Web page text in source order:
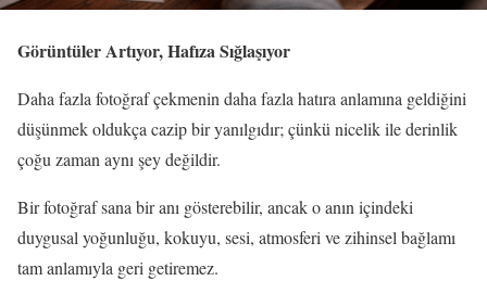
Görüntüler Artıyor, Hafıza Sığlaşıyor
Daha fazla fotoğraf çekmenin daha fazla hatıra anlamına geldiğini
düşünmek oldukça cazip bir yanılgıdır; çünkü nicelik ile derinlik
çoğu zaman aynı şey değildir.
Bir fotoğraf sana bir anı gösterebilir, ancak o anın içindeki
duygusal yoğunluğu, kokuyu, sesi, atmosferi ve zihinsel bağlamı
tam anlamıyla geri getiremez.